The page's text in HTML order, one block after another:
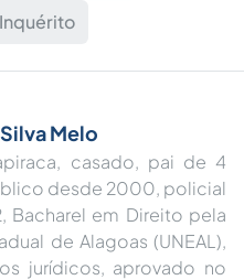
Melo
casado, pai de 4
desde 2000, policial
Bacharel em Direito pela
de Alagoas (UNEAL),
jurídicos, aprovado no